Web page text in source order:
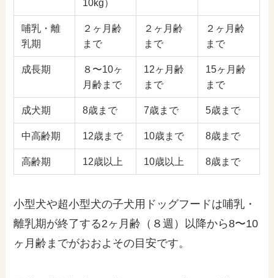
10kg）
哺乳・離
乳期
２ヶ月齢
まで
２ヶ月齢
まで
２ヶ月齢
まで
成長期
８〜10ヶ
月齢まで
12ヶ月齢
まで
15ヶ月齢
まで
成犬期 8歳まで 7歳まで 5歳まで
中高齢期 12歳まで 10歳まで 8歳まで
高齢期 12歳以上 10歳以上 8歳まで
小型犬や超小型犬の子犬用ドッグフードは哺乳・
離乳期が終了する2ヶ月齢（８週）以降から8〜10
ヶ月齢までがおおよその目安です。